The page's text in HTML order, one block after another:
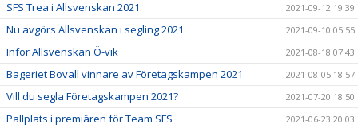
SFS Trea i Allsvenskan 2021 2021-09-12 19:39
Nu avgörs Allsvenskan i segling 2021 2021-09-10 05:55
Inför Allsvenskan Ö-vik 2021-08-18 07:43
Bageriet Bovall vinnare av Företagskampen 2021 2021-08-05 18:57
Vill du segla Företagskampen 2021? 2021-07-20 18:50
Pallplats i premiären för Team SFS 2021-06-23 20:03